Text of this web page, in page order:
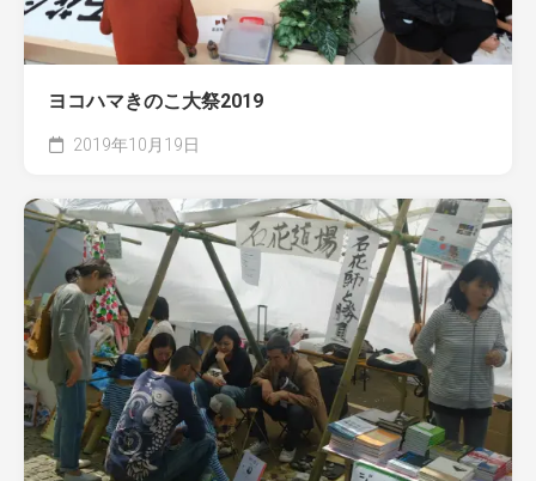
ヨコハマきのこ大祭2019
2019年10月19日